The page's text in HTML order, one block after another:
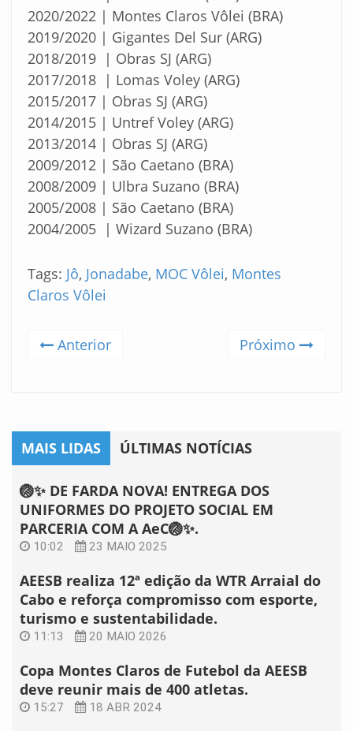
2020/2022 | Montes Claros Vôlei (BRA)
2019/2020 | Gigantes Del Sur (ARG)
2018/2019 | Obras SJ (ARG)
2017/2018 | Lomas Voley (ARG)
2015/2017 | Obras SJ (ARG)
2014/2015 | Untref Voley (ARG)
2013/2014 | Obras SJ (ARG)
2009/2012 | São Caetano (BRA)
2008/2009 | Ulbra Suzano (BRA)
2005/2008 | São Caetano (BRA)
2004/2005 | Wizard Suzano (BRA)
Tags: Jô, Jonadabe, MOC Vôlei, Montes
Claros Vôlei
Anterior Próximo
MAIS LIDAS ÚLTIMAS NOTÍCIAS
🏐✨ DE FARDA NOVA! ENTREGA DOS
UNIFORMES DO PROJETO SOCIAL EM
PARCERIA COM A AeC🏐✨.
10:02 23 MAIO 2025
AEESB realiza 12ª edição da WTR Arraial do
Cabo e reforça compromisso com esporte,
turismo e sustentabilidade.
11:13 20 MAIO 2026
Copa Montes Claros de Futebol da AEESB
deve reunir mais de 400 atletas.
15:27 18 ABR 2024